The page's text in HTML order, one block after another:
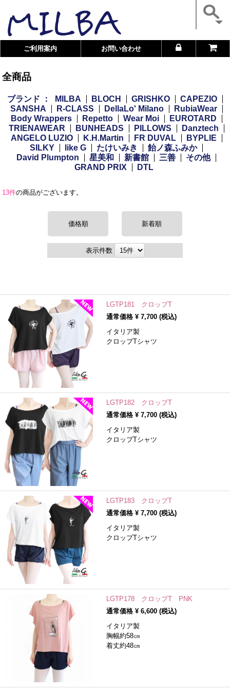
ご利用案内 お問い合わせ
全商品
ブランド ： MILBA BLOCH GRISHKO
CAPEZIO
SANSHA
R-CLASS DellaLo' Milano
RubiaWear
Body Wrappers
Repetto Wear Moi
EUROTARD
TRIENAWEAR
BUNHEADS PILLOWS
Danztech
ANGELO LUZIO
K.H.Martin FR DUVAL
BYPLIE
SILKY
like G たけいみき
飴ノ森ふみか
David Plumpton
星美和 新書館 三善
その他
GRAND PRIX
DTL
13件の商品がございます。
価格順 新着順
表示件数
LGTP181 クロップT
通常価格 ¥ 7,700(税込)
イタリア製
クロップTシャツ
LGTP182 クロップT
通常価格 ¥ 7,700(税込)
イタリア製
クロップTシャツ
LGTP183 クロップT
通常価格 ¥ 7,700(税込)
イタリア製
クロップTシャツ
LGTP178 クロップT PNK
通常価格 ¥ 6,600(税込)
イタリア製
胸幅約58㎝
着丈約48㎝